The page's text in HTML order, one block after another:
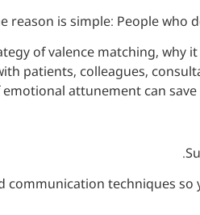
reason is simple: People who
of valence matching, why
patients, colleagues,
attunement can
communication techniques